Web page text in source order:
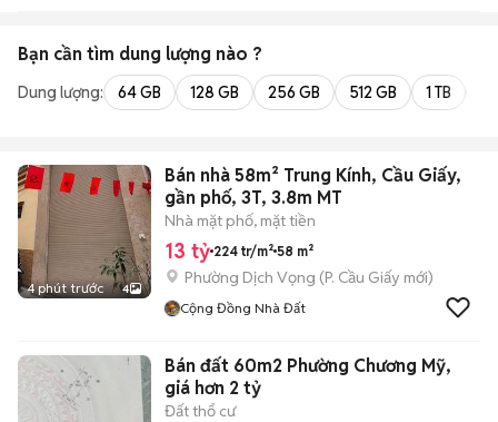
Bạn cần tìm dung lượng nào ?
Dung lượng: 64 GB 128 GB 256 GB 512 GB 1 TB
4 phút trước 4
Bán nhà 58m² Trung Kính, Cầu Giấy,
gần phố, 3T, 3.8m MT
Nhà mặt phố, mặt tiền
13 tỷ 224 tr/m² 58 m²
Phường Dịch Vọng (P. Cầu Giấy mới)
Cộng Đồng Nhà Đất
Bán đất 60m2 Phường Chương Mỹ,
giá hơn 2 tỷ
Đất thổ cư